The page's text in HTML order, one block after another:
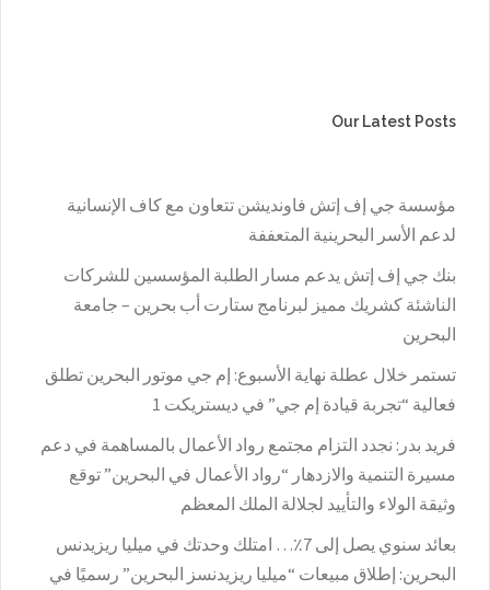
Our Latest Posts
مؤسسة جي إف إتش فاونديشن تتعاون مع كاف الإنسانية
لدعم الأسر البحرينية المتعففة
بنك جي إف إتش يدعم مسار الطلبة المؤسسين للشركات
الناشئة كشريك مميز لبرنامج ستارت أب بحرين – جامعة
البحرين
تستمر خلال عطلة نهاية الأسبوع: إم جي موتور البحرين تطلق
فعالية “تجربة قيادة إم جي” في ديستريكت 1
فريد بدر: نجدد التزام مجتمع رواد الأعمال بالمساهمة في دعم
مسيرة التنمية والازدهار “رواد الأعمال في البحرين” توقع
وثيقة الولاء والتأييد لجلالة الملك المعظم
بعائد سنوي يصل إلى 7٪؜… امتلك وحدتك في ميليا ريزيدنس
البحرين: إطلاق مبيعات “ميليا ريزيدنسز البحرين” رسميًا في